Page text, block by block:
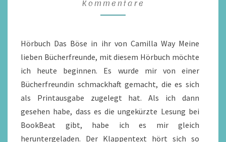
IN
IHR
CAMILLA
WAY
Kommentare
Hörbuch Das Böse in ihr von Camilla Way Meine
lieben Bücherfreunde, mit diesem Hörbuch möchte
ich heute beginnen. Es wurde mir von einer
Bücherfreundin schmackhaft gemacht, die es sich
als Printausgabe zugelegt hat. Als ich dann
gesehen habe, dass es die ungekürzte Lesung bei
BookBeat gibt, habe ich es mir gleich
heruntergeladen. Der Klappentext hört sich so